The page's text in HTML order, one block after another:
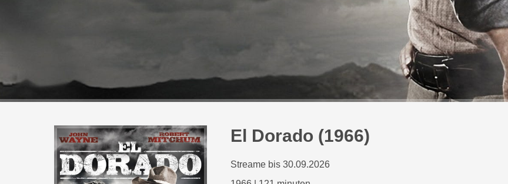
El Dorado (1966)
Streame bis 30.09.2026